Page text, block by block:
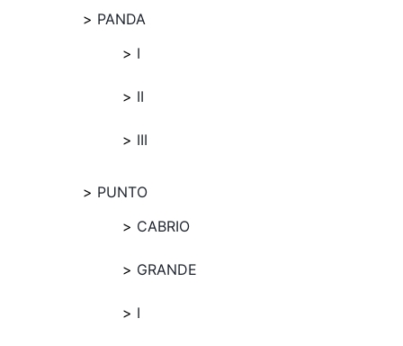
PANDA
I
II
III
PUNTO
CABRIO
GRANDE
I